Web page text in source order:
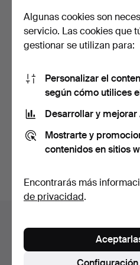
Colección de distintas
Subastado 2 may 2025
4 pujas
156 USD
Estás buscando en el
Algunas cookies son
servicio. Las cookies que
gestionar se utilizan para:
Personalizar el
según cómo utilices
Desarrollar y mejorar
Mostrarte y
contenidos en sitios
Encontrarás más
de privacidad.